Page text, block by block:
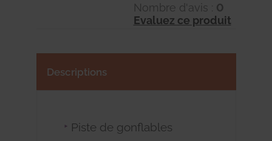
Nombre d'avis : 0
Evaluez ce produit
Descriptions
Piste de gonflables